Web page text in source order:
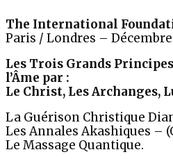
The International
Paris / Londres –
Les Trois Grands
l’Âme par :
Le Christ, Les Archanges,
La Guérison Christique
Les Annales Akashiques –
Le Massage Quantique.